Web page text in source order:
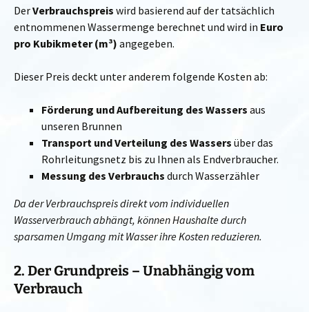
DerVerbrauchspreis wird basierend auf der tatsächlich
entnommenen Wassermenge berechnet und wird in Euro
pro Kubikmeter (m³) angegeben.
Dieser Preis deckt unter anderem folgende Kosten ab:
Förderung und Aufbereitung des Wassers aus
unseren Brunnen
Transport und Verteilung des Wassers über das
Rohrleitungsnetz bis zu Ihnen als Endverbraucher.
Messung des Verbrauchs durch Wasserzähler
Da der Verbrauchspreis direkt vom individuellen
Wasserverbrauch abhängt, können Haushalte durch
sparsamen Umgang mit Wasser ihre Kosten reduzieren.
2. Der Grundpreis – Unabhängig vom
Verbrauch